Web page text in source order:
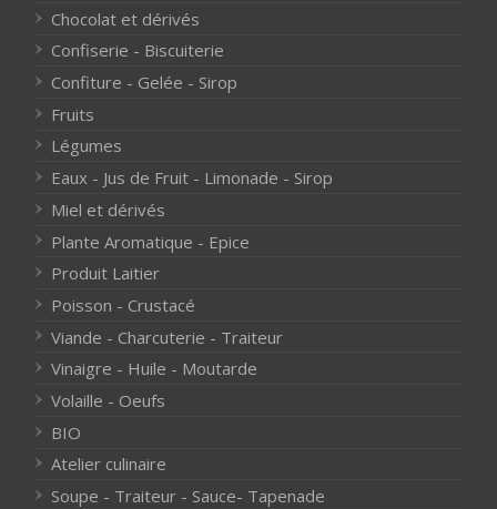
Chocolat et dérivés
Confiserie - Biscuiterie
Confiture - Gelée - Sirop
Fruits
Légumes
Eaux - Jus de Fruit - Limonade - Sirop
Miel et dérivés
Plante Aromatique - Epice
Produit Laitier
Poisson - Crustacé
Viande - Charcuterie - Traiteur
Vinaigre - Huile - Moutarde
Volaille - Oeufs
BIO
Atelier culinaire
Soupe - Traiteur - Sauce- Tapenade